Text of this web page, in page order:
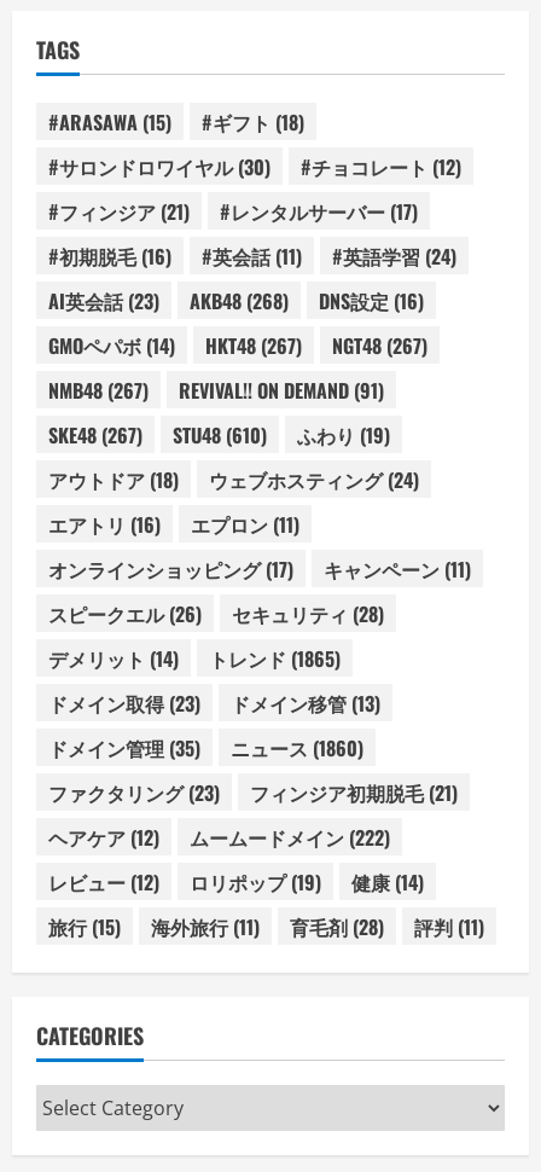
TAGS
#ARASAWA (15) #ギフト (18)
#サロンドロワイヤル(30) #チョコレート (12)
#フィンジア (21) #レンタルサーバー (17)
#初期脱毛(16) #英会話(11) #英語学習 (24)
AI英会話(23) AKB48 (268) DNS設定 (16)
GMOペパボ (14) HKT48 (267) NGT48 (267)
NMB48 (267) REVIVAL!! ON DEMAND (91)
SKE48 (267) STU48 (610) ふわり (19)
アウトドア (18) ウェブホスティング(24)
エアトリ (16) エプロン (11)
オンラインショッピング(17) キャンペーン (11)
スピークエル(26) セキュリティ (28)
デメリット (14) トレンド (1865)
ドメイン取得(23) ドメイン移管 (13)
ドメイン管理 (35) ニュース (1860)
ファクタリング(23) フィンジア初期脱毛(21)
ヘアケア (12) ムームードメイン (222)
レビュー (12) ロリポップ(19) 健康 (14)
旅行(15) 海外旅行(11) 育毛剤 (28) 評判 (11)
CATEGORIES
Categories